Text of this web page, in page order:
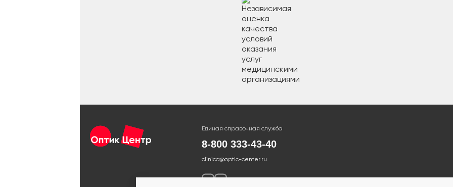
Единая справочная служба
8-800 333-43-40
clinica@optic-center.ru